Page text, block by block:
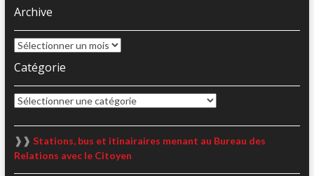
Archive
Archive
Catégorie
Catégorie
❱❱ Stations, bus et itinairaires menant au Bureau des
Relations avec le Citoyen